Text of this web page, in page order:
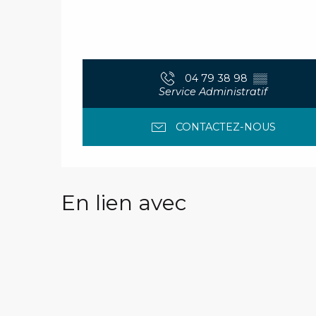
04 79 38 98 ▒▒
Service Administratif
CONTACTEZ-NOUS
En lien avec